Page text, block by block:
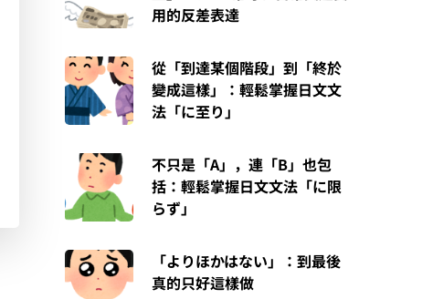
用的反差表達
從「到達某個階段」到「終於
變成這樣」：輕鬆掌握日文文
法「に至り」
不只是「A」，連「B」也包
括：輕鬆掌握日文文法「に限
らず」
「よりほかはない」：到最後
真的只好這樣做